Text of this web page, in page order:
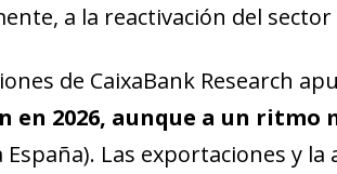
a la reactivación del
de CaixaBank Research
en 2026, aunque a un ritmo
España). Las exportaciones y